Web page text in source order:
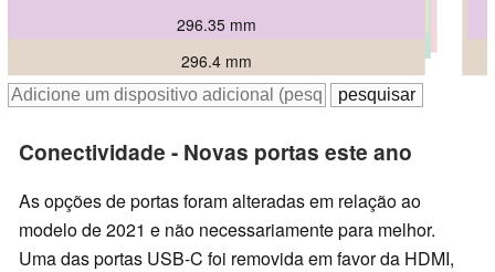
305 mm
300.2 mm
300.2 mm
299.1 mm
296.4 mm
296.35 mm
Conectividade - Novas portas este ano
As opções de portas foram alteradas em relação ao
modelo de 2021 e não necessariamente para melhor.
Uma das portas USB-C foi removida em favor da HDMI,